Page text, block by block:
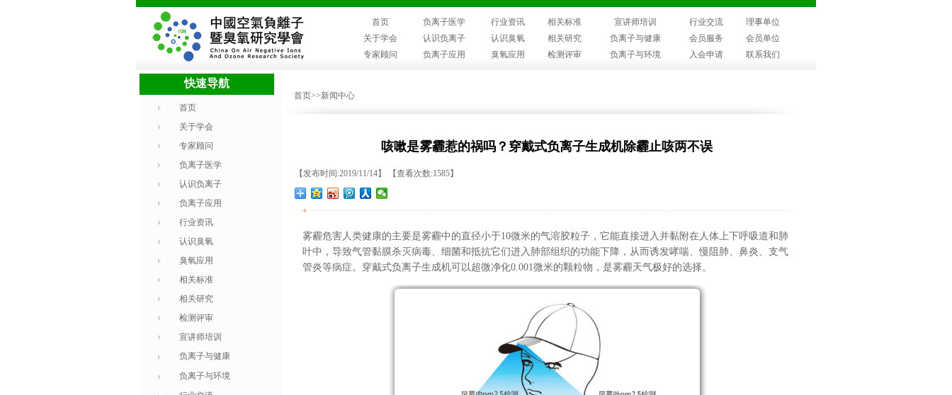
首页 负离子医学 行业资讯 相关标准 宣讲师培训 行业交流
理事单位
关于学会
认识负离子 认识臭氧 相关研究 负离子与健康 会员服务
会员单位
专家顾问
负离子应用 臭氧应用 检测评审 负离子与环境 入会申请 联系我们
快速导航
首页
关于学会
专家顾问
负离子医学
认识负离子
负离子应用
行业资讯
认识臭氧
臭氧应用
相关标准
相关研究
检测评审
宣讲师培训
负离子与健康
负离子与环境
首页>>新闻中心
咳嗽是雾霾惹的祸吗？穿戴式负离子生成机除霾止咳两不误
【发布时间:2019/11/14】 【查看次数:1585】
+
雾霾危害人类健康的主要是雾霾中的直径小于10微米的气溶胶粒子，它能直接进入并黏附在人体上下呼吸道和肺
叶中，导致气管黏膜杀灭病毒、细菌和抵抗它们进入肺部组织的功能下降，从而诱发哮喘、慢阻肺、鼻炎、支气
管炎等病症。穿戴式负离子生成机可以超微净化0.001微米的颗粒物，是雾霾天气极好的选择。